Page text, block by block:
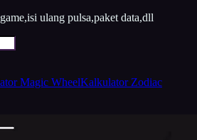
ulang pulsa,paket data,dll
Magic WheelKalkulator Zodiac